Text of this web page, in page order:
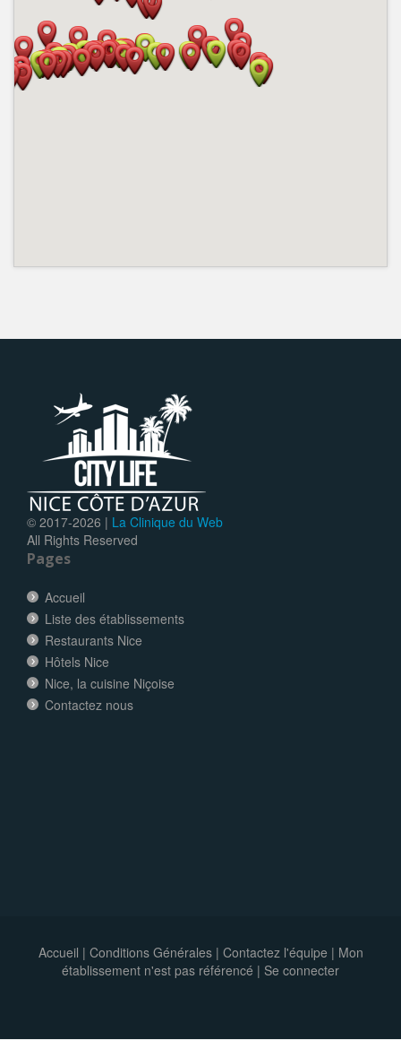
© 2017-2026 | La Clinique du Web
All Rights Reserved
Pages
Accueil
Liste des établissements
Restaurants Nice
Hôtels Nice
Nice, la cuisine Niçoise
Contactez nous
Accueil | Conditions Générales| Contactez l'équipe | Mon
établissement n'est pas référencé | Se connecter